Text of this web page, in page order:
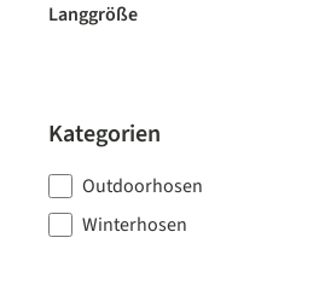
Langgröße
Kategorien
Outdoorhosen
Winterhosen